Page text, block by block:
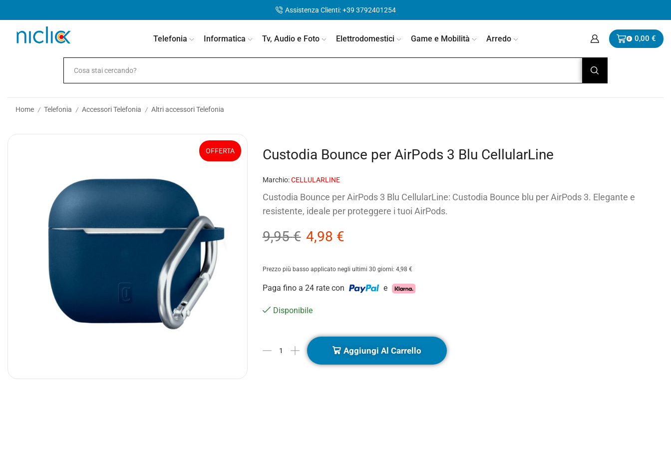
Assistenza Clienti: +39 3792401254
Telefonia Informatica Tv, Audio e Foto Elettrodomestici Game e Mobilità Arredo 0 0,00 €
Home / Telefonia / Accessori Telefonia / Altri accessori Telefonia
OFFERTA Custodia Bounce per AirPods 3 Blu CellularLine
Marchio:CELLULARLINE
Custodia Bounce per AirPods 3 Blu CellularLine: Custodia Bounce blu per AirPods 3. Elegante e
resistente, ideale per proteggere i tuoi AirPods.
9,95€ 4,98 €
Prezzo più basso applicato negli ultimi 30 giorni: 4,98 €
Paga fino a 24 rate con e
Disponibile
Aggiungi Al Carrello